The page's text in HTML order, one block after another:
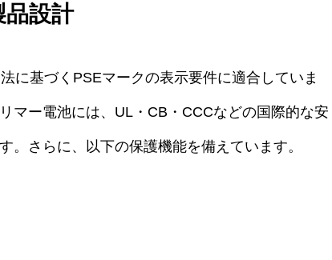
品設計
に基づくPSEマークの表示要件に適合していま
マー電池には、UL・CB・CCCなどの国際的な安
。さらに、以下の保護機能を備えています。